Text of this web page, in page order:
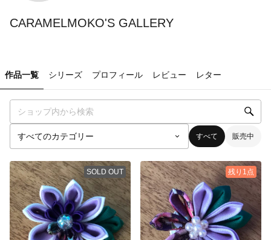
CARAMELMOKO'S GALLERY
作品一覧 シリーズ プロフィール レビュー レター
すべて 販売中
SOLD OUT 残り1点